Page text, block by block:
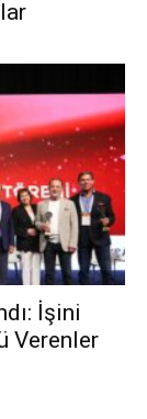
İşini
Verenler